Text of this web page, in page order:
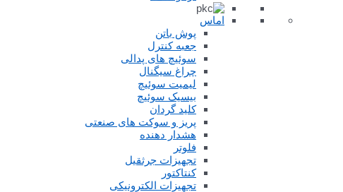
اماس
پوش باتن
جعبه کنترل
سوئیچ های پدالی
چراغ سیگنال
لیمیت سوئیچ
بیسیک سوئیچ
کلید گردان
پریز و سوکت های صنعتی
هشدار دهنده
فلوتر
تجهیزات جرثقیل
کنتاکتور
تجهیزات الکترونیکی